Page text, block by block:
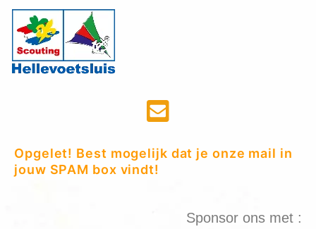
Opgelet! Best mogelijk dat je onze mail in
jouw SPAM box vindt!
Sponsor ons met :